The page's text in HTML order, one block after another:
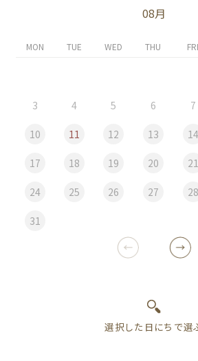
08月
MON TUE WED THU FRI
3 4 5 6 7
10 11 12 13 14
17 18 19 20 21
24 25 26 27 28
31